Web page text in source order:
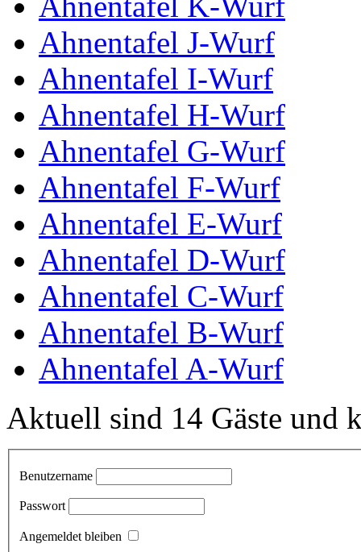
Ahnentafel J-Wurf
Ahnentafel I-Wurf
Ahnentafel H-Wurf
Ahnentafel G-Wurf
Ahnentafel F-Wurf
Ahnentafel E-Wurf
Ahnentafel D-Wurf
Ahnentafel C-Wurf
Ahnentafel B-Wurf
Ahnentafel A-Wurf
Aktuell sind 14 Gäste und
Benutzername
Passwort
Angemeldet bleiben